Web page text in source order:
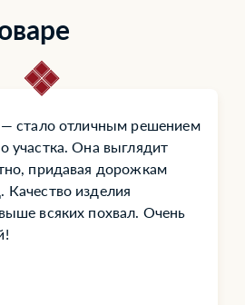
стало отличным решением
участка. Она выглядит
придавая дорожкам
изделия
всяких похвал. Очень